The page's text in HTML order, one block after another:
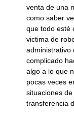
venta de una
como saber
que todo esté
victima de
administrativo
complicado
algo a lo que
pocas veces
situaciones
transferencia